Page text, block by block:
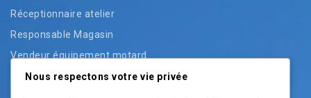
Réceptionnaire atelier
Responsable Magasin
Vendeur équipement motard
Vendeur pièces
Nous respectons votre vie privée